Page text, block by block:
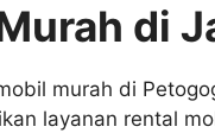
di
murah di
layanan rental